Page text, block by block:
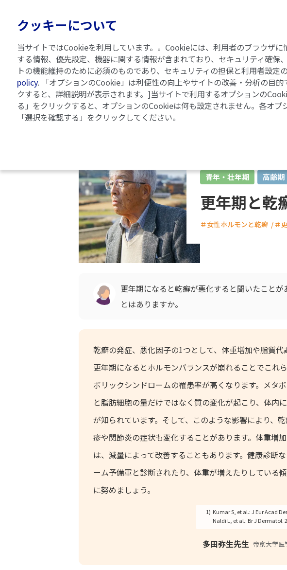
乾癬ガイドブック 記事一覧
青年・壮年期 高齢期
更年期と乾
＃女性ホルモンと乾癬 ＃
更年期になると乾癬が悪化すると聞いたことが
とはありますか。
乾癬の発症、悪化因子の1つとして、体重増加や脂質
更年期になるとホルモンバランスが崩れることでこれ
ボリックシンドロームの罹患率が高くなります。メタ
と脂肪細胞の量だけではなく質の変化が起こり、体内
が知られています。そして、このような影響により、
疹や関節炎の症状も変化することがあります。体重増
は、減量によって改善することもあります。健康診断
ーム予備軍と診断されたり、体重が増えたりしている
に努めましょう。
1) Kumar S, et al.: J Eur Acad
Naldi L, et al.: Br J Dermatol.
多田弥生先生 帝京大学医
クッキーについて
当サイトではCookieを利用しています。。Cookieには、利用者のブラウザ
する情報、優先設定、機器に関する情報が含まれており、セキュリティ確
トの機能維持のために必須のものであり、セキュリティの担保と利用者設
policy. 「オプションのCookie」は利便性の向上やサイトの改善・分析の目
クすると、詳細説明が表示されます。]当サイトで利用するオプションの
る」をクリックすると、オプションのCookieは何も設定されません。各オ
「選択を確認する」をクリックしてください。